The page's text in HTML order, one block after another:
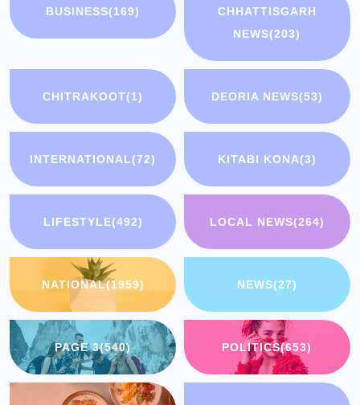
BUSINESS(169)
CHHATTISGARH
NEWS(203)
CHITRAKOOT(1) DEORIA NEWS(53)
INTERNATIONAL(72) KITABI KONA(3)
LIFESTYLE(492) LOCAL NEWS(264)
NATIONAL(1959) NEWS(27)
PAGE 3(540) POLITICS(653)